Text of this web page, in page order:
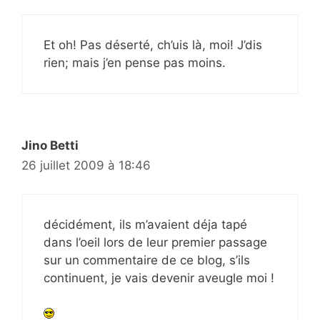
Et oh! Pas déserté, ch’uis là, moi! J’dis
rien; mais j’en pense pas moins.
Jino Betti
26 juillet 2009 à 18:46
décidément, ils m’avaient déja tapé
dans l’oeil lors de leur premier passage
sur un commentaire de ce blog, s’ils
continuent, je vais devenir aveugle moi !